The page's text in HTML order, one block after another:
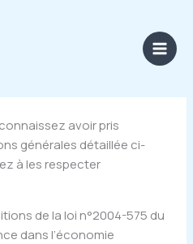
avoir pris
générales détaillée ci-
à les respecter
de la loi n°2004-575 du
dans l’économie